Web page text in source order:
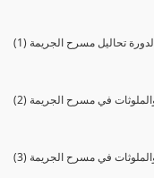
لدورة تحاليل مسرح الجريمة
والملوثات في مسرح الجريمة
والملوثات في مسرح الجريمة